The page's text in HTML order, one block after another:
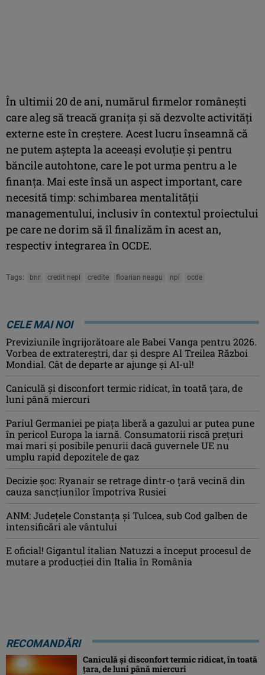
În ultimii 20 de ani, numărul firmelor româneşti
care aleg să treacă graniţa şi să dezvolte activităţi
externe este în creştere. Acest lucru înseamnă că
ne putem aştepta la aceeaşi evoluţie şi pentru
băncile autohtone, care le pot urma pentru a le
finanţa. Mai este însă un aspect important, care
necesită timp: schimbarea mentalităţii
managementului, inclusiv în contextul proiectului
pe care ne dorim să îl finalizăm în acest an,
respectiv integrarea în OCDE.
Tags: bnr credit nepl credite floarian neagu npl ocde
CELE MAI NOI
Previziunile îngrijorătoare ale Babei Vanga pentru 2026.
Vorbea de extratereștri, dar și despre Al Treilea Război
Mondial. Cât de departe ar ajunge și AI-ul!
Caniculă şi disconfort termic ridicat, în toată ţara, de
luni până miercuri
Pariul Germaniei pe piaţa liberă a gazului ar putea pune
în pericol Europa la iarnă. Consumatorii riscă preţuri
mai mari şi posibile penurii dacă guvernele UE nu
umplu rapid depozitele de gaz
Decizie șoc: Ryanair se retrage dintr-o țară vecină din
cauza sancțiunilor împotriva Rusiei
ANM: Judeţele Constanţa şi Tulcea, sub Cod galben de
intensificări ale vântului
E oficial! Gigantul italian Natuzzi a început procesul de
mutare a producției din Italia în România
RECOMANDĂRI
Caniculă şi disconfort termic ridicat, în toată
ţara, de luni până miercuri